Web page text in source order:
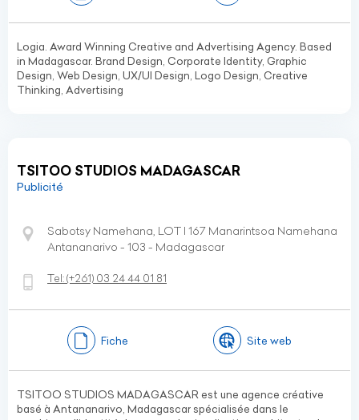
Logia. Award Winning Creative and Advertising Agency. Based
in Madagascar. Brand Design, Corporate Identity, Graphic
Design, Web Design, UX/UI Design, Logo Design, Creative
Thinking, Advertising
TSITOO STUDIOS MADAGASCAR
Publicité
Sabotsy Namehana, LOT I 167 Manarintsoa Namehana
Antananarivo - 103 - Madagascar
Tel:(+261) 03 24 44 01 81
Fiche Site web
TSITOO STUDIOS MADAGASCAR est une agence créative
basé à Antananarivo, Madagascar spécialisée dans le